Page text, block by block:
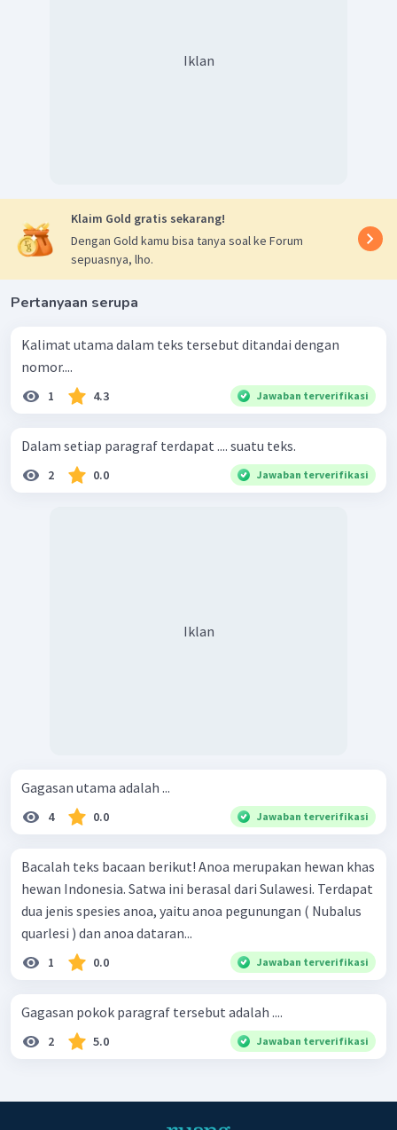
Iklan
Klaim Gold gratis sekarang!
Dengan Gold kamu bisa tanya soal ke Forum
sepuasnya, lho.
Pertanyaan serupa
Kalimat utama dalam teks tersebut ditandai dengan
nomor....
1 4.3 Jawaban terverifikasi
Dalam setiap paragraf terdapat .... suatu teks.
2 0.0 Jawaban terverifikasi
Iklan
Gagasan utama adalah ...
4 0.0 Jawaban terverifikasi
Bacalah teks bacaan berikut! Anoa merupakan hewan khas
hewan Indonesia. Satwa ini berasal dari Sulawesi. Terdapat
dua jenis spesies anoa, yaitu anoa pegunungan ( Nubalus
quarlesi ) dan anoa dataran...
1 0.0 Jawaban terverifikasi
Gagasan pokok paragraf tersebut adalah ....
2 5.0 Jawaban terverifikasi